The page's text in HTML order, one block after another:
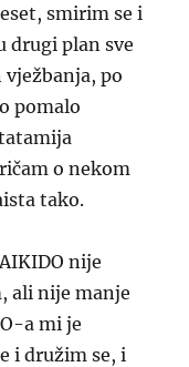
smirim se i
drugi plan sve
vježbanja, po
pomalo
o nekom
tako.
nije
ali nije manje
a mi je
i družim se, i